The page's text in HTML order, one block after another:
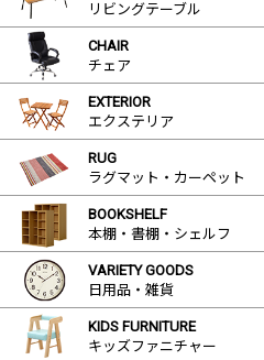
リビングテーブル
CHAIR
チェア
EXTERIOR
エクステリア
RUG
ラグマット・カーペット
BOOKSHELF
本棚・書棚・シェルフ
VARIETY GOODS
日用品・雑貨
KIDS FURNITURE
キッズファニチャー